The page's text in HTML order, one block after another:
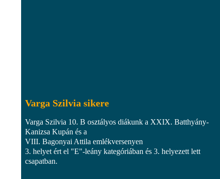
Varga Szilvia sikere
Varga Szilvia 10. B osztályos diákunk a XXIX. Batthyány-
Kanizsa Kupán és a
VIII. Bagonyai Attila emlékversenyen
3. helyet ért el "E"-leány kategóriában és 3. helyezett lett
csapatban.